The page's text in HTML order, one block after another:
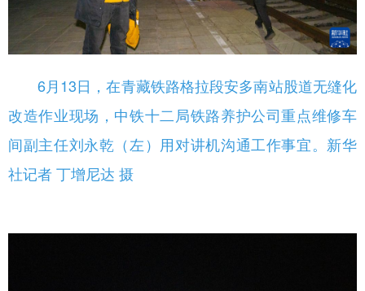
6月13日，在青藏铁路格拉段安多南站股道无缝化
改造作业现场，中铁十二局铁路养护公司重点维修车
间副主任刘永乾（左）用对讲机沟通工作事宜。新华
社记者 丁增尼达 摄